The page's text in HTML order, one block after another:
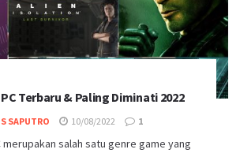
Terbaru & Paling Diminati 2022
SAPUTRO 10/08/2022 1
merupakan salah satu genre game yang